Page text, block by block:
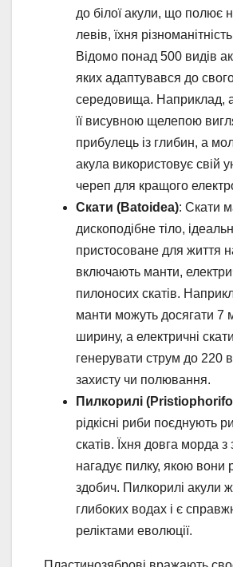
до білої акули, що полює
левів, їхня
Відомо понад 500 видів
яких адаптувався до
середовища. Наприклад,
її висувною щелепою
прибулець із глибин, а
акула використовує свій
череп для кращого
Скати (Batoidea): Скати
дископодібне тіло,
пристосоване для життя
включають манти,
пилоносих скатів.
манти можуть досягати 7
ширину, а електричні
генерувати струм до 220
захисту чи полювання.
Пилкорилі
рідкісні риби поєднують
скатів. Їхня довга морда з
нагадує пилку, якою вони
здобич. Пилкорилі акули
глибоких водах і є
реліктами еволюції.